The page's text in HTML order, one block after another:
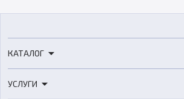
КАТАЛОГ
3D-сканеры
УСЛУГИ